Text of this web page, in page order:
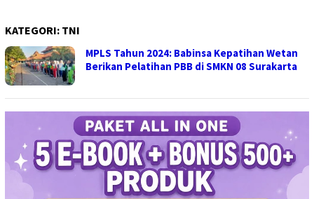
KATEGORI: TNI
MPLS Tahun 2024: Babinsa Kepatihan Wetan
Berikan Pelatihan PBB di SMKN 08 Surakarta